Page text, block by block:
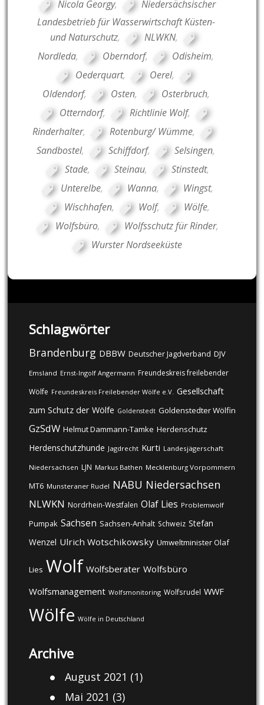
Nicola Georgy,
Niedersächsischer
Landesbetrieb für Wasserwirtschaft Küsten-
und Naturschutz, NLWKN,
Nordleda, Oberndorf, Odisheim,
Oederquart, Oerel,
Oldendorf, Osten, Osterbruch,
Otterndorf, Richtlinie Wolf,
Rinderhalter, Rotenburg/ Wümme,
Sandbostel, Schiffdorf, Selsingen,
Stade, Steinau, Stinstedt,
Unterelbe, Wanna, Wingst,
Wischhafen, Wolf, Wölfe,
Wolfsbüro, Wolfsschutz für Rinder,
Wurster Nordseeküste
Schlagwörter
Brandenburg DBBW Deutscher Jagdverband DJV
Emsland Ernst-Ingolf Angermann Freundeskreis freilebender
Wölfe Freundeskreis Freilebender Wölfe e.V. Gesellschaft
zum Schutz der Wölfe Goldenstedt Goldenstedter Wölfin
GzSdW Helmut Dammann-Tamke Herdenschutz
Herdenschutzhunde Jagdrecht Kurti Landesjägerschaft
Niedersachsen LJN Markus Bathen Mecklenburg Vorpommern
MT6 Munsteraner Rudel NABU Niedersachsen
NLWKN Nordrhein-Westfalen Olaf Lies Problemwolf
Pumpak Sachsen Sachsen-Anhalt Schweiz Stefan
Wenzel Ulrich Wotschikowsky Umweltminister Olaf
Lies Wolf Wolfsberater Wolfsbüro
Wolfsmanagement Wolfsmonitoring Wolfsrudel WWF
Wölfe Wölfe in Deutschland
Archive
August 2021 (1)
Mai 2021 (3)